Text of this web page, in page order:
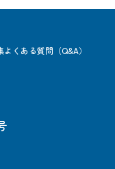
よくある質問（Q&A）